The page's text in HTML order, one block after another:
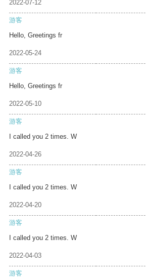
2022-07-12
游客
Hello, Greetings fr
2022-05-24
游客
Hello, Greetings fr
2022-05-10
游客
I called you 2 times. W
2022-04-26
游客
I called you 2 times. W
2022-04-20
游客
I called you 2 times. W
2022-04-03
游客